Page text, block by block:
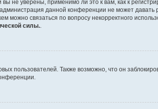
не уверены, применимо ли это к вам, как к
данной конференции не может
можно связаться по вопросу некорректного
силы..
пользователей. Также возможно, что он